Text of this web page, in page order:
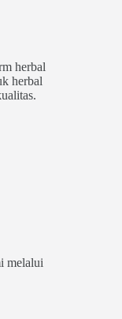
herbal
herbal
melalui